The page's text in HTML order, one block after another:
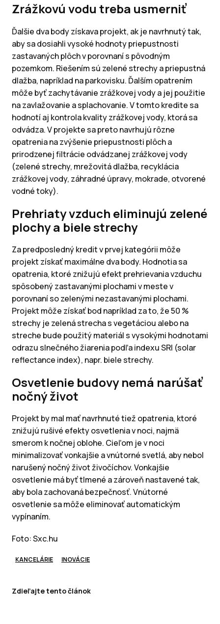
Zrážkovú vodu treba usmerniť
Ďalšie dva body získava projekt, ak je navrhnutý tak,
aby sa dosiahli vysoké hodnoty priepustnosti
zastavaných plôch v porovnaní s pôvodným
pozemkom. Riešením sú zelené strechy a priepustná
dlažba, napríklad na parkovisku. Ďalším opatrením
môže byť zachytávanie zrážkovej vody a jej použitie
na zavlažovanie a splachovanie. V tomto kredite sa
hodnotí aj kontrola kvality zrážkovej vody, ktorá sa
odvádza. V projekte sa preto navrhujú rôzne
opatrenia na zvýšenie priepustnosti plôch a
prirodzenej filtrácie odvádzanej zrážkovej vody
(zelené strechy, mrežovitá dlažba, recyklácia
zrážkovej vody, záhradné úpravy, mokrade, otvorené
vodné toky).
Prehriaty vzduch eliminujú zelené
plochy a biele strechy
Za predposledný kredit v prvej kategórii môže
projekt získať maximálne dva body. Hodnotia sa
opatrenia, ktoré znižujú efekt prehrievania vzduchu
spôsobený zastavanými plochami v meste v
porovnaní so zelenými nezastavanými plochami.
Projekt môže získať bod napríklad za to, že 50 %
strechy je zelená strecha s vegetáciou alebo na
streche bude použitý materiál s vysokými hodnotami
odrazu slnečného žiarenia podľa indexu SRI (solar
reflectance index), napr. biele strechy.
Osvetlenie budovy nemá narúšať
nočný život
Projekt by mal mať navrhnuté tiež opatrenia, ktoré
znižujú rušivé efekty osvetlenia v noci, najmä
smerom k nočnej oblohe. Cieľom je v noci
minimalizovať vonkajšie a vnútorné svetlá, aby nebol
narušený nočný život živočíchov. Vonkajšie
osvetlenie má byť tlmené a zároveň nastavené tak,
aby bola zachovaná bezpečnosť. Vnútorné
osvetlenie sa môže eliminovať automatickým
vypínaním.
Foto: Sxc.hu
KANCELÁRIE INOVÁCIE
Zdieľajte tento článok